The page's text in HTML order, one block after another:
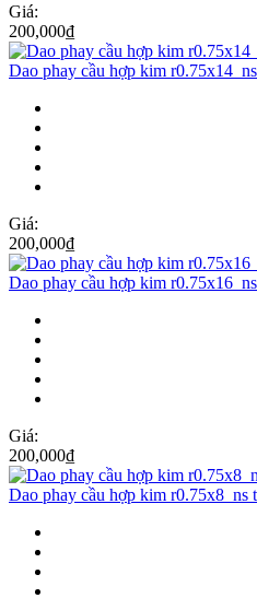
Giá:
200,000₫
Dao phay cầu hợp kim
Giá:
200,000₫
Dao phay cầu hợp kim
Giá:
200,000₫
Dao phay cầu hợp kim r0.75x8_ns